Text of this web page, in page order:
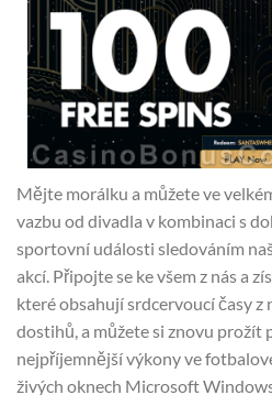
Mějte morálku a můžete ve
vazbu od divadla v kombinaci s
sportovní události sledováním
akcí. Připojte se ke všem z nás a
které obsahují srdcervoucí časy
dostihů, a můžete si znovu prožít
nejpříjemnější výkony ve
živých oknech Microsoft